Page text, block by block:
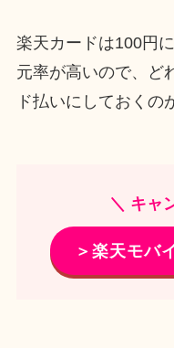
楽天カードは100円
元率が高いので、ど
ド払いにしておく
＼ キャ
＞楽天モバ